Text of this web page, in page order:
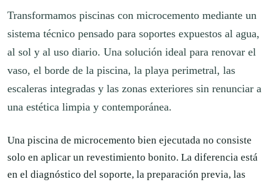
Transformamos piscinas con microcemento mediante un
sistema técnico pensado para soportes expuestos al agua,
al sol y al uso diario. Una solución ideal para renovar el
vaso, el borde de la piscina, la playa perimetral, las
escaleras integradas y las zonas exteriores sin renunciar a
una estética limpia y contemporánea.
Una piscina de microcemento bien ejecutada no consiste
solo en aplicar un revestimiento bonito. La diferencia está
en el diagnóstico del soporte, la preparación previa, las